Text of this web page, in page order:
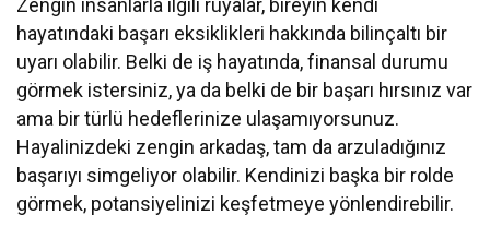
Zengin insanlarla ilgili rüyalar, bireyin kendi
hayatındaki başarı eksiklikleri hakkında bilinçaltı bir
uyarı olabilir. Belki de iş hayatında, finansal durumu
görmek istersiniz, ya da belki de bir başarı hırsınız var
ama bir türlü hedeflerinize ulaşamıyorsunuz.
Hayalinizdeki zengin arkadaş, tam da arzuladığınız
başarıyı simgeliyor olabilir. Kendinizi başka bir rolde
görmek, potansiyelinizi keşfetmeye yönlendirebilir.